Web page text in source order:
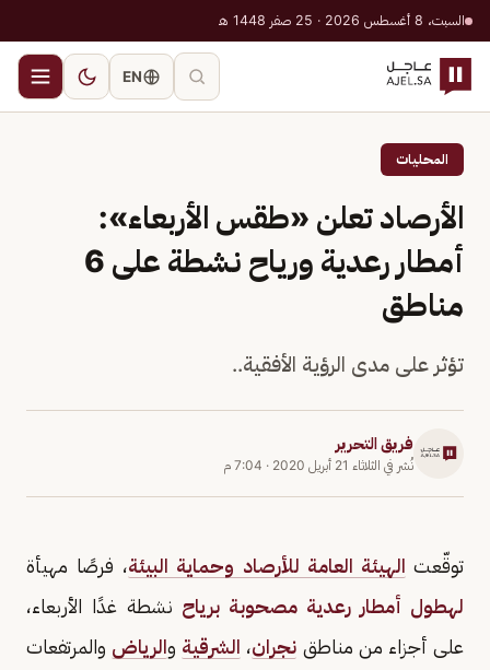
السبت، 8 أغسطس 2026 · 25 صفر 1448 هـ
EN
المحليات
الأرصاد تعلن «طقس الأربعاء»:
أمطار رعدية ورياح نشطة على 6
مناطق
تؤثر على مدى الرؤية الأفقية..
فريق التحرير
نُشر في الثلاثاء 21 أبريل 2020 · 7:04 م
توقّعت الهيئة العامة للأرصاد وحماية البيئة، فرصًا مهيأة
لهطول أمطار رعدية مصحوبة برياح نشطة غدًا الأربعاء،
على أجزاء من مناطق نجران، الشرقية والرياض والمرتفعات